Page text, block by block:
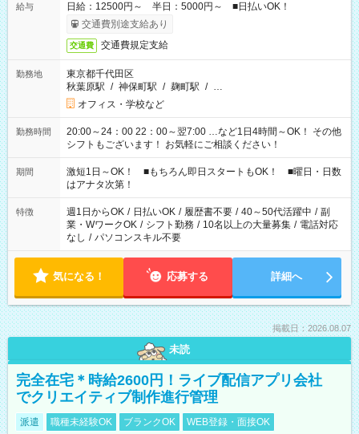
給与
日給：12500円～ 半日：5000円～ ■日払いOK！
交通費別途支給あり
交通費 交通費規定支給
勤務地
東京都千代田区
秋葉原駅 / 神保町駅 / 麹町駅 / …
オフィス・学校など
勤務時間
20:00～24：00 22：00～翌7:00 …など1日4時間～OK！ その他
シフトもございます！ お気軽にご相談ください！
期間
激短1日～OK！ ■もちろん即日スタートもOK！ ■曜日・日数
はアナタ次第！
特徴 週1日からOK / 日払いOK / 履歴書不要 / 40～50代活躍中 / 副
業・WワークOK / シフト勤務 / 10名以上の大量募集 / 電話対応
なし / パソコンスキル不要
気になる！ 応募する 詳細へ
掲載日：2026.08.07
未読
完全在宅＊時給2600円！ライブ配信アプリ会社
でクリエイティブ制作進行管理
派遣 職種未経験OK ブランクOK WEB登録・面接OK